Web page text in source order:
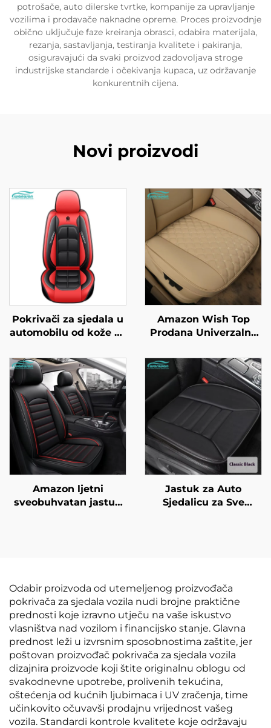
potrošače, auto dilerske tvrtke, kompanije za upravljanje
vozilima i prodavače naknadne opreme. Proces proizvodnje
obično uključuje faze kreiranja obrasci, odabira materijala,
rezanja, sastavljanja, testiranja kvalitete i pakiranja,
osiguravajući da svaki proizvod zadovoljava stroge
industrijske standarde i očekivanja kupaca, uz održavanje
konkurentnih cijena.
Novi proizvodi
Pokrivači za sjedala u
automobilu od kože za
godišnja doba, otporni
na trošenje,
prljavštinu i propusni
za zrak
Amazon Wish Top
Prodana Univerzalna
Godišnje Doba s
Potpunim
Okvirivanjem Leđnog
Naslona
Amazon ljetni
sveobuhvatan jastuk
Jastuk za Auto
Sjedalicu za Sve
Struk
Odabir proizvoda od utemeljenog proizvođača
pokrivača za sjedala vozila nudi brojne praktične
prednosti koje izravno utječu na vaše iskustvo
vlasništva nad vozilom i financijsko stanje. Glavna
prednost leži u izvrsnim sposobnostima zaštite, jer
poštovan proizvođač pokrivača za sjedala vozila
dizajnira proizvode koji štite originalnu oblogu od
svakodnevne upotrebe, prolivenih tekućina,
oštećenja od kućnih ljubimaca i UV zračenja, time
učinkovito očuvavši prodajnu vrijednost vašeg
vozila. Standardi kontrole kvalitete koje održavaju